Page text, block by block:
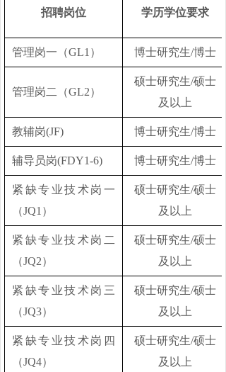
招聘岗位 学历学位要求
管理岗一（GL1） 博士研究生/博士
管理岗二（GL2）
硕士研究生/硕士
及以上
教辅岗(JF) 博士研究生/博士
辅导员岗(FDY1-6) 博士研究生/博士
紧缺专业技术岗一
（JQ1）
硕士研究生/硕士
及以上
紧缺专业技术岗二
（JQ2）
硕士研究生/硕士
及以上
紧缺专业技术岗三
（JQ3）
硕士研究生/硕士
及以上
紧缺专业技术岗四
（JQ4）
硕士研究生/硕士
及以上